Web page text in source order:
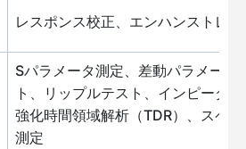
レスポンス校正、エンハンストレ
Sパラメータ測定、差動パラメー
ト、リップルテスト、インピーダ
強化時間領域解析（TDR）、スペ
測定